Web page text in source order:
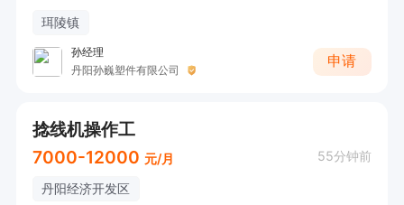
珥陵镇
孙经理
丹阳孙巍塑件有限公司
申请
捻线机操作工
7000-12000 元/月 55分钟前
丹阳经济开发区